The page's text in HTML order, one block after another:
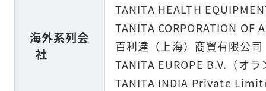
海外系列会
社
TANITA HEALTH
TANITA CORPORATION OF
百利達（上海）商貿有限公
TANITA EUROPE B.V.（オラ
TANITA INDIA Private